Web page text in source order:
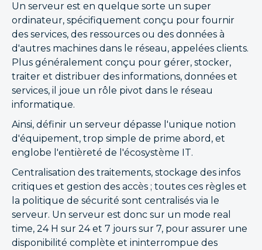
Un serveur est en quelque sorte un super
ordinateur, spécifiquement conçu pour fournir
des services, des ressources ou des données à
d'autres machines dans le réseau, appelées clients.
Plus généralement conçu pour gérer, stocker,
traiter et distribuer des informations, données et
services, il joue un rôle pivot dans le réseau
informatique.
Ainsi, définir un serveur dépasse l'unique notion
d'équipement, trop simple de prime abord, et
englobe l'entièreté de l'écosystème IT.
Centralisation des traitements, stockage des infos
critiques et gestion des accès ; toutes ces règles et
la politique de sécurité sont centralisés via le
serveur. Un serveur est donc sur un mode real
time, 24 H sur 24 et 7 jours sur 7, pour assurer une
disponibilité complète et ininterrompue des